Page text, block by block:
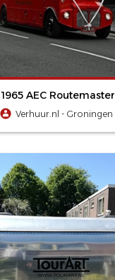
1965 AEC Routemaster
Verhuur.nl - Groningen